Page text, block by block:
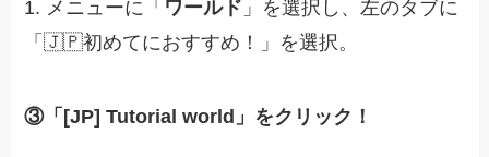
1. メニューに「 ワールド 」を選択し、左のタブに
「🇯🇵初めてにおすすめ！」を選択。
③「[JP] Tutorial world」をクリック！